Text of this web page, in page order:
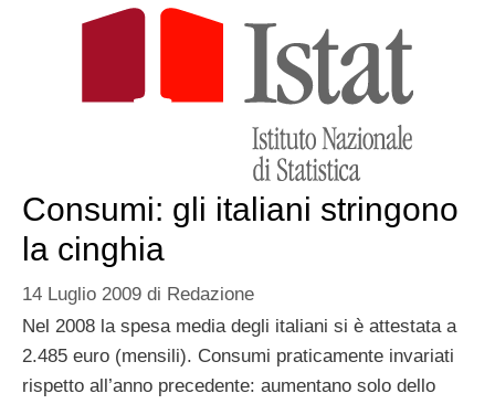
Consumi: gli italiani stringono
la cinghia
14 Luglio 2009 di Redazione
Nel 2008 la spesa media degli italiani si è attestata a
2.485 euro (mensili). Consumi praticamente invariati
rispetto all’anno precedente: aumentano solo dello